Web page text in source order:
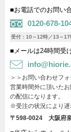
■お電話でのお問い
0120-678-
受付：10～12時／13～17
■メールは24時間受
＞＞お問い合わせフ
営業時間外に頂いた
の配信になります。
※受注の状況により遅
〒598-0024 大阪府